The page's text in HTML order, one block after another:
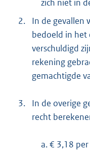
zich niet in
2.
In de gevallen
bedoeld in het
verschuldigd
rekening
gemachtigde
3.
In de overige
recht
a. € 3,18